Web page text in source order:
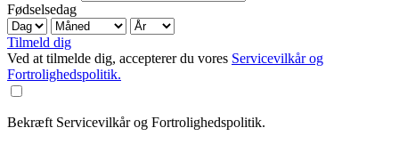
Fødselsedag
Tilmeld dig
Ved at tilmelde dig, accepterer du vores Servicevilkår og
Fortrolighedspolitik.
Bekræft Servicevilkår og Fortrolighedspolitik.